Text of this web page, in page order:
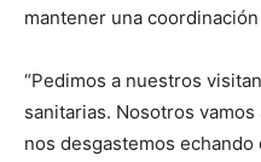
mantener una
“Pedimos a nuestros
sanitarias. Nosotros
nos desgastemos